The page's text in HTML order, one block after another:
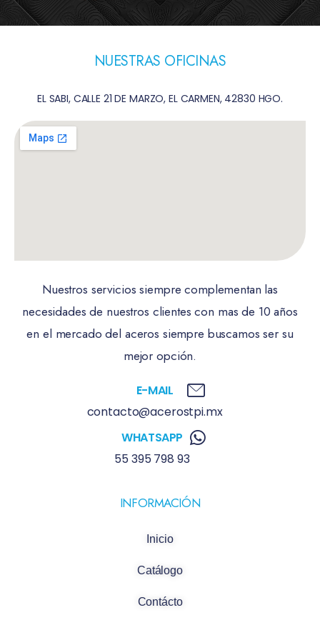
NUESTRAS OFICINAS
EL SABI, CALLE 21 DE MARZO, EL CARMEN, 42830 HGO.
Nuestros servicios siempre complementan las
necesidades de nuestros clientes con mas de 10 años
en el mercado del aceros siempre buscamos ser su
mejor opción.
E-MAIL
contacto@acerostpi.mx
WHATSAPP
55 395 798 93
INFORMACIÓN
Inicio
Catálogo
Contácto